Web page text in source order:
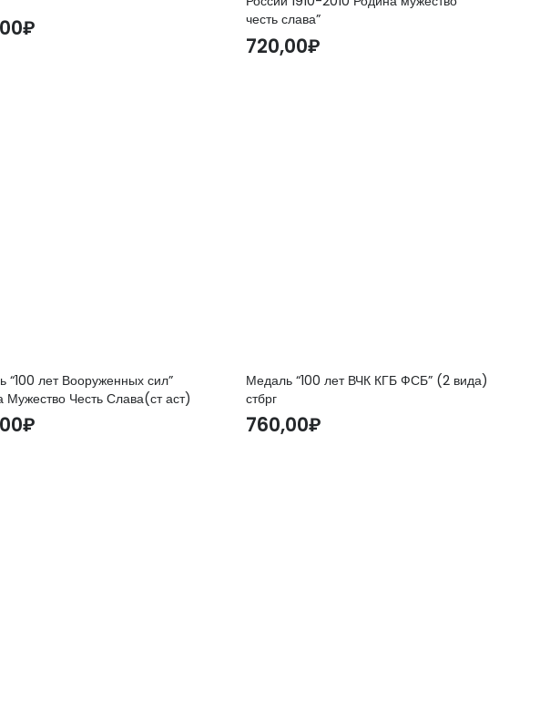
₽
честь слава”
720,00₽
“100 лет Вооруженных сил”
Мужество Честь Слава(ст аст)
₽
Медаль “100 лет ВЧК КГБ ФСБ” (2 вида)
стбрг
760,00₽